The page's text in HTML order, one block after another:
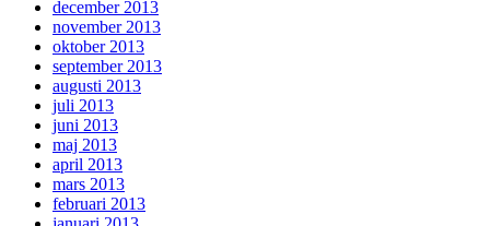
december 2013
november 2013
oktober 2013
september 2013
augusti 2013
juli 2013
juni 2013
maj 2013
april 2013
mars 2013
februari 2013